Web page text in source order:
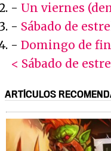
- Un viernes
- Sábado de
- Domingo de
< Sábado de
ARTÍCULOS